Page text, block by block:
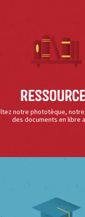
notre phototèque,
des documents en libre